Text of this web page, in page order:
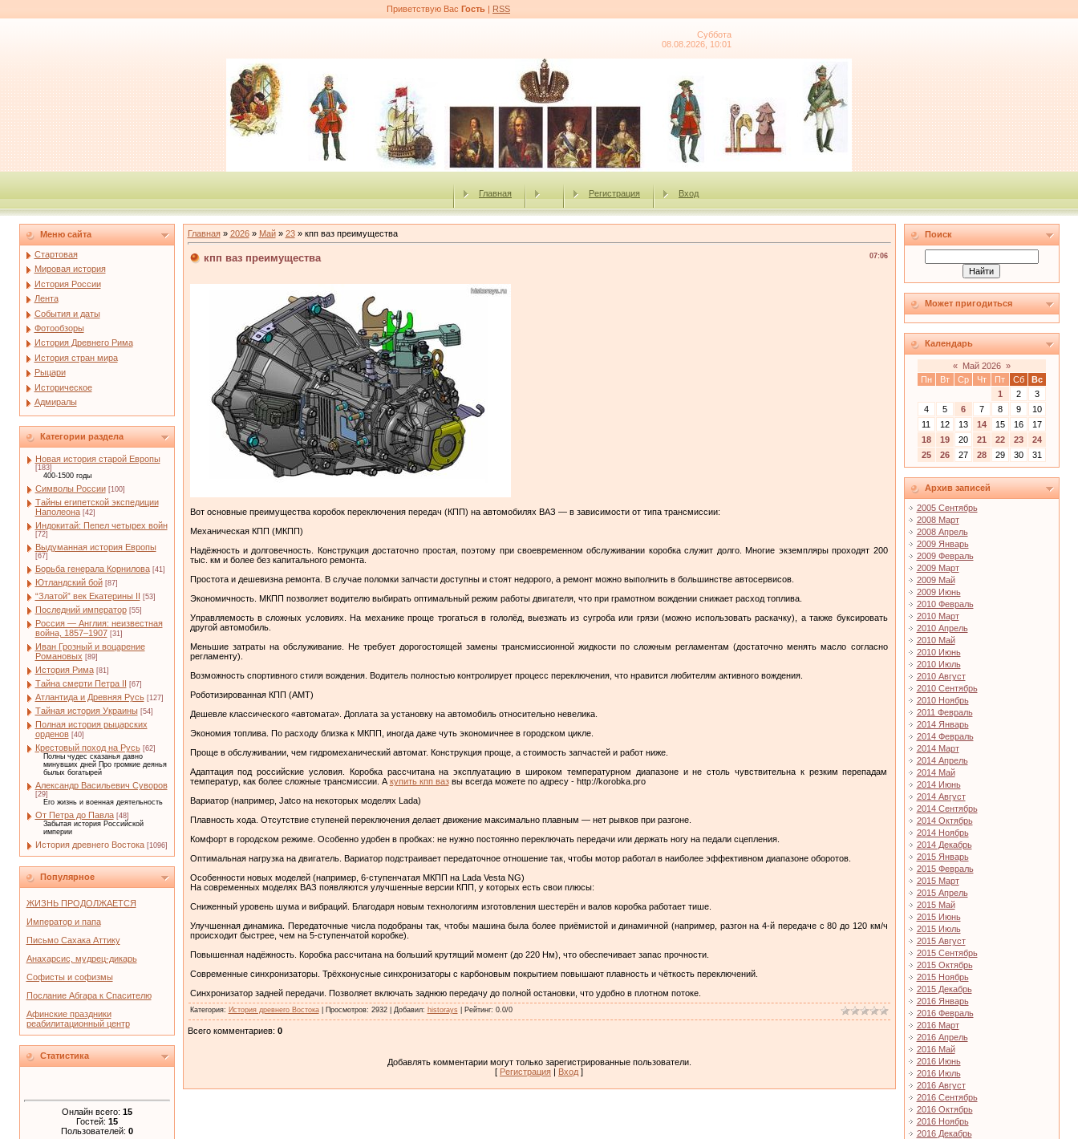
Приветствую Вас Гость | RSS
Суббота
08.08.2026, 10:01
Главная Регистрация Вход
Меню сайта
Стартовая
Мировая история
История России
Лента
События и даты
Фотообзоры
История Древнего Рима
История стран мира
Рыцари
Историческое
Адмиралы
Категории раздела
Новая история старой Европы
[183]
400-1500 годы
Символы России [100]
Тайны египетской экспедиции
Наполеона [42]
Индокитай: Пепел четырех войн
[72]
Выдуманная история Европы
[67]
Борьба генерала Корнилова [41]
Ютландский бой [87]
“Златой” век Екатерины II [53]
Последний император [55]
Россия — Англия: неизвестная
война, 1857–1907 [31]
Иван Грозный и воцарение
Романовых [89]
История Рима [81]
Тайна смерти Петра II [67]
Атлантида и Древняя Русь [127]
Тайная история Украины [54]
Полная история рыцарских
орденов [40]
Крестовый поход на Русь [62]
Полны чудес сказанья давно
минувших дней Про громкие деянья
былых богатырей
Александр Васильевич Суворов
[29]
Его жизнь и военная деятельность
От Петра до Павла [48]
Забытая история Российской
империи
История древнего Востока [1096]
Популярное
ЖИЗНЬ ПРОДОЛЖАЕТСЯ
Император и папа
Письмо Сахака Аттику
Анахарсис, мудрец-дикарь
Софисты и софизмы
Послание Абгара к Спасителю
Афинские праздники
реабилитационный центр
Статистика
Онлайн всего: 15
Гостей: 15
Пользователей: 0
Главная» 2026 » Май » 23» кпп ваз преимущества
07:06
кпп ваз преимущества
Вот основные преимущества коробок переключения передач (КПП) на автомобилях ВАЗ — в зависимости от типа трансмиссии:
Механическая КПП (МКПП)
Надёжность и долговечность. Конструкция достаточно простая, поэтому при своевременном обслуживании коробка служит долго. Многие экземпляры проходят 200
тыс. км и более без капитального ремонта.
Простота и дешевизна ремонта. В случае поломки запчасти доступны и стоят недорого, а ремонт можно выполнить в большинстве автосервисов.
Экономичность. МКПП позволяет водителю выбирать оптимальный режим работы двигателя, что при грамотном вождении снижает расход топлива.
Управляемость в сложных условиях. На механике проще трогаться в гололёд, выезжать из сугроба или грязи (можно использовать раскачку), а также буксировать
другой автомобиль.
Меньшие затраты на обслуживание. Не требует дорогостоящей замены трансмиссионной жидкости по сложным регламентам (достаточно менять масло согласно
регламенту).
Возможность спортивного стиля вождения. Водитель полностью контролирует процесс переключения, что нравится любителям активного вождения.
Роботизированная КПП (АМТ)
Дешевле классического «автомата». Доплата за установку на автомобиль относительно невелика.
Экономия топлива. По расходу близка к МКПП, иногда даже чуть экономичнее в городском цикле.
Проще в обслуживании, чем гидромеханический автомат. Конструкция проще, а стоимость запчастей и работ ниже.
Адаптация под российские условия. Коробка рассчитана на эксплуатацию в широком температурном диапазоне и не столь чувствительна к резким перепадам
температур, как более сложные трансмиссии. А купить кпп вазвы всегда можете по адресу - http://korobka.pro
Вариатор (например, Jatco на некоторых моделях Lada)
Плавность хода. Отсутствие ступеней переключения делает движение максимально плавным — нет рывков при разгоне.
Комфорт в городском режиме. Особенно удобен в пробках: не нужно постоянно переключать передачи или держать ногу на педали сцепления.
Оптимальная нагрузка на двигатель. Вариатор подстраивает передаточное отношение так, чтобы мотор работал в наиболее эффективном диапазоне оборотов.
Особенности новых моделей (например, 6‑ступенчатая МКПП на Lada Vesta NG)
На современных моделях ВАЗ появляются улучшенные версии КПП, у которых есть свои плюсы:
Сниженный уровень шума и вибраций. Благодаря новым технологиям изготовления шестерён и валов коробка работает тише.
Улучшенная динамика. Передаточные числа подобраны так, чтобы машина была более приёмистой и динамичной (например, разгон на 4‑й передаче с 80 до 120 км/ч
происходит быстрее, чем на 5‑ступенчатой коробке).
Повышенная надёжность. Коробка рассчитана на больший крутящий момент (до 220 Нм), что обеспечивает запас прочности.
Современные синхронизаторы. Трёхконусные синхронизаторы с карбоновым покрытием повышают плавность и чёткость переключений.
Синхронизатор задней передачи. Позволяет включать заднюю передачу до полной остановки, что удобно в плотном потоке.
Категория: История древнего Востока| Просмотров: 2932| Добавил: historays Рейтинг: 0.0/0
Всего комментариев: 0
Добавлять комментарии могут только зарегистрированные пользователи.
[ Регистрация | Вход ]
Поиск
Может пригодиться
Календарь
« Май 2026 »
Пн
Вт Ср Чт Пт Сб
Вс
1
2
3
4
5 6 7 8 9
10
11
12 13 14 15 16
17
18
19 20 21 22 23
24
25
26 27 28 29 30 31
Архив записей
2005 Сентябрь
2008 Март
2008 Апрель
2009 Январь
2009 Февраль
2009 Март
2009 Май
2009 Июнь
2010 Февраль
2010 Март
2010 Апрель
2010 Май
2010 Июнь
2010 Июль
2010 Август
2010 Сентябрь
2010 Ноябрь
2011 Февраль
2014 Январь
2014 Февраль
2014 Март
2014 Апрель
2014 Май
2014 Июнь
2014 Август
2014 Сентябрь
2014 Октябрь
2014 Ноябрь
2014 Декабрь
2015 Январь
2015 Февраль
2015 Март
2015 Апрель
2015 Май
2015 Июнь
2015 Июль
2015 Август
2015 Сентябрь
2015 Октябрь
2015 Ноябрь
2015 Декабрь
2016 Январь
2016 Февраль
2016 Март
2016 Апрель
2016 Май
2016 Июнь
2016 Июль
2016 Август
2016 Сентябрь
2016 Октябрь
2016 Ноябрь
2016 Декабрь